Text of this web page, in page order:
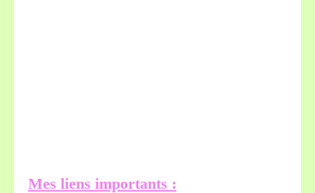
Mes liens importants :